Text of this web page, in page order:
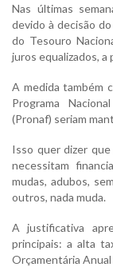
Nas últimas
devido à decisão
do Tesouro
juros equalizados,
A medida também
Programa
(Pronaf) seriam
Isso quer dizer
necessitam
mudas, adubos,
outros, nada muda.
A justificativa
principais: a alta
Orçamentária Anual